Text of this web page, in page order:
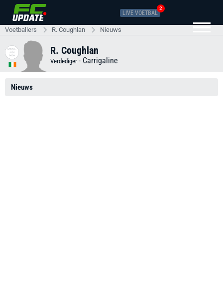
LIVE VOETBAL
2
Voetballers R. Coughlan Nieuws
R. Coughlan
Verdediger - Carrigaline
Nieuws